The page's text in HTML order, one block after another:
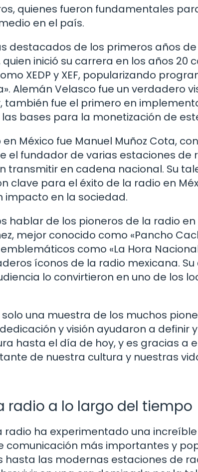
quienes fueron fundamentales
en el país.
destacados de los primeros años
inició su carrera en los años 20
XEDP y XEF, popularizando
Alemán Velasco fue un verdadero
también fue el primero en
bases para la monetización de
México fue Manuel Muñoz Cota,
el fundador de varias estaciones de
transmitir en cadena nacional. Su
clave para el éxito de la radio en
impacto en la sociedad.
hablar de los pioneros de la radio
mejor conocido como «Pancho
como «La Hora
íconos de la radio mexicana.
lo convirtieron en uno de los
una muestra de los muchos
y visión ayudaron a definir
hasta el día de hoy, y es gracias a
de nuestra cultura y nuestras
radio a lo largo del tiempo
radio ha experimentado una
comunicación más importantes y
hasta las modernas estaciones de